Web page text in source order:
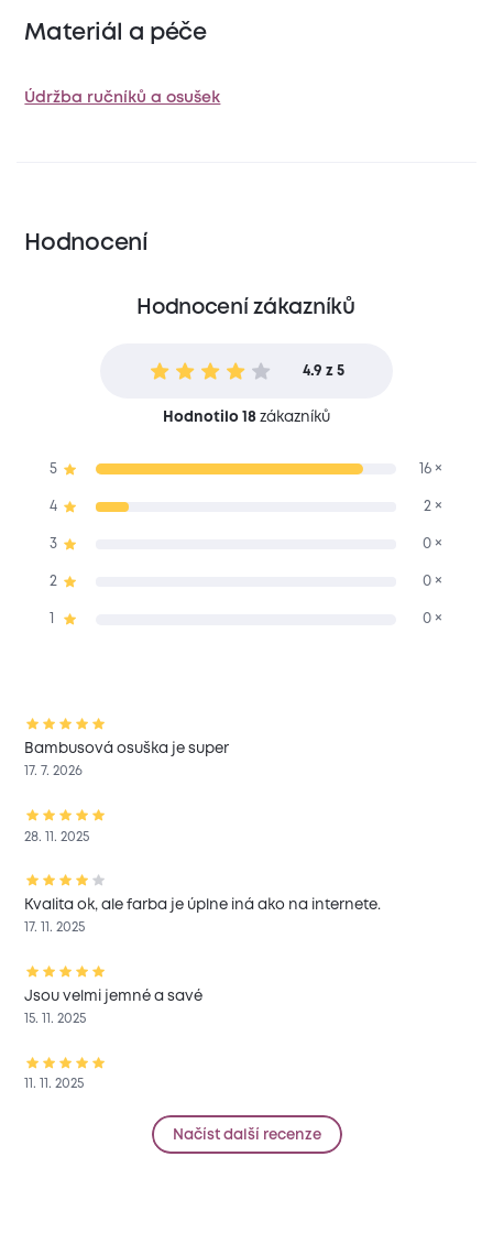
Materiál a péče
Údržba ručníků a osušek
Hodnocení
Hodnocení zákazníků
4.9 z 5
Hodnotilo 18 zákazníků
5 16 ×
4 2 ×
3 0 ×
2 0 ×
0 ×
Bambusová osuška je super
17. 7. 2026
28. 11. 2025
Kvalita ok, ale farba je úplne iná ako na internete.
17. 11. 2025
Jsou velmi jemné a savé
15. 11. 2025
11. 11. 2025
Načíst další recenze